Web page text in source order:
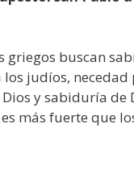
griegos buscan
judíos,
y sabiduría de
más fuerte que